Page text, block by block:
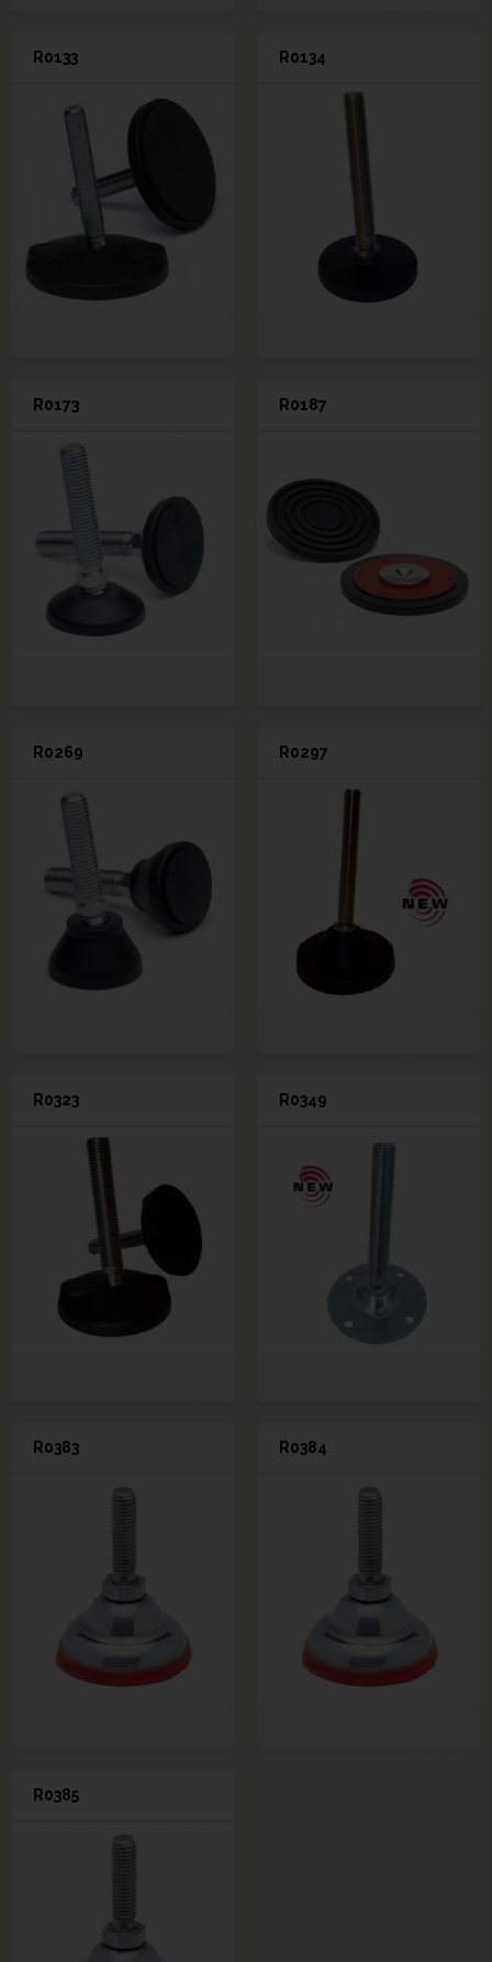
R0133 R0134
R0173 R0187
R0269 R0297
R0323 R0349
R0383 R0384
R0385